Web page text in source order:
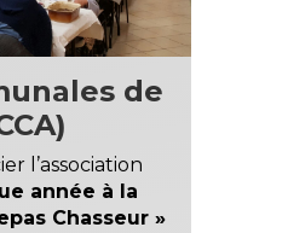
de
l’association
année à la
Chasseur »